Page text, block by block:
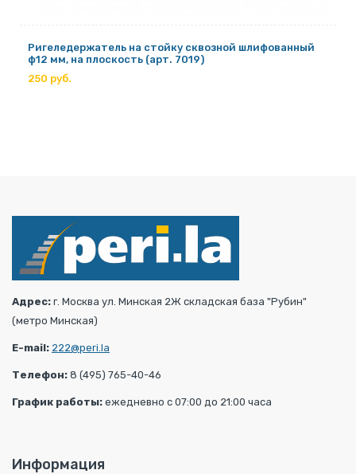
Ригеледержатель на стойку сквозной шлифованный
ф12 мм, на плоскость (арт. 7019)
250 руб.
Адрес: г. Москва ул. Минская 2Ж складская база "Рубин"
(метро Минская)
E-mail: 222@peri.la
Телефон: 8 (495) 765-40-46
График работы: ежедневно с 07:00 до 21:00 часа
Информация